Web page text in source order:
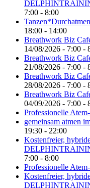
7:00 - 8:00
18:00 - 14:00
Breathwork Biz
14/08/2026 - 7:00 -
Breathwork Biz
21/08/2026 - 7:00 -
Breathwork Biz
28/08/2026 - 7:00 -
Breathwork Biz
04/09/2026 - 7:00 -
Professionelle
gemeinsam atmen
19:30 - 22:00
Kostenfreier,
7:00 - 8:00
Professionelle
Kostenfreier,